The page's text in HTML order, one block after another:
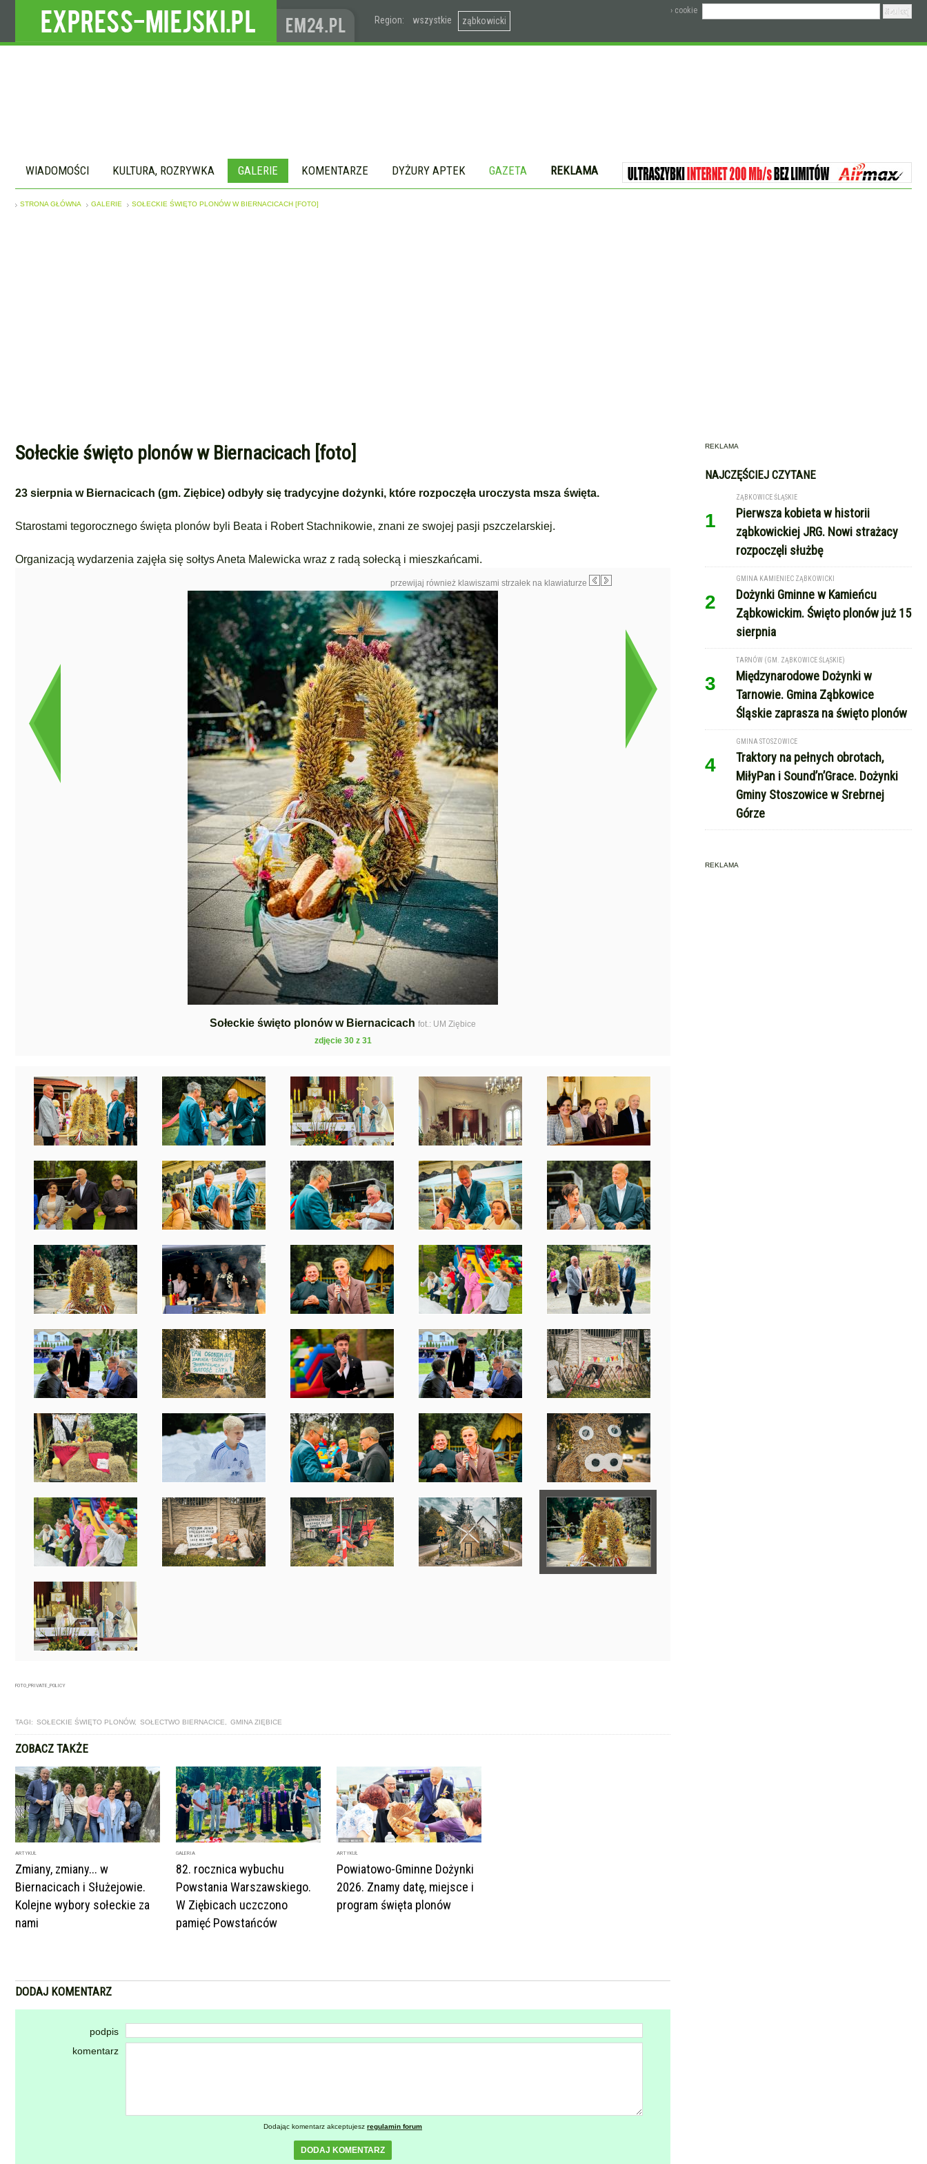
Region: wszystkie ząbkowicki
› cookie
WIADOMOŚCI KULTURA, ROZRYWKA GALERIE KOMENTARZE DYŻURY APTEK GAZETA REKLAMA
STRONA GŁÓWNA GALERIE SOŁECKIE ŚWIĘTO PLONÓW W BIERNACICACH [FOTO]
Sołeckie święto plonów w Biernacicach [foto]
23 sierpnia w Biernacicach (gm. Ziębice) odbyły się tradycyjne dożynki, które rozpoczęła uroczysta msza święta.
Starostami tegorocznego święta plonów byli Beata i Robert Stachnikowie, znani ze swojej pasji pszczelarskiej.
Organizacją wydarzenia zajęła się sołtys Aneta Malewicka wraz z radą sołecką i mieszkańcami.
przewijaj również klawiszami strzałek na klawiaturze
Sołeckie święto plonów w Biernacicach fot.: UM Ziębice
zdjęcie 30 z 31
FOTO_PRIVATE_POLICY
TAGI: SOŁECKIE ŚWIĘTO PLONÓW, SOŁECTWO BIERNACICE GMINA ZIĘBICE
ZOBACZ TAKŻE
ARTYKUŁ
Zmiany, zmiany... w
Biernacicach i Służejowie.
Kolejne wybory sołeckie za
nami
GALERIA
82. rocznica wybuchu
Powstania Warszawskiego.
W Ziębicach uczczono
pamięć Powstańców
ARTYKUŁ
Powiatowo-Gminne Dożynki
2026. Znamy datę, miejsce i
program święta plonów
DODAJ KOMENTARZ
podpis
komentarz
Dodając komentarz akceptujesz regulamin forum
DODAJ KOMENTARZ
REKLAMA
NAJCZĘŚCIEJ CZYTANE
1
ZĄBKOWICE ŚLĄSKIE
Pierwsza kobieta w historii
ząbkowickiej JRG. Nowi strażacy
rozpoczęli służbę
2
GMINA KAMIENIEC ZĄBKOWICKI
Dożynki Gminne w Kamieńcu
Ząbkowickim. Święto plonów już 15
sierpnia
3
TARNÓW (GM. ZĄBKOWICE ŚLĄSKIE)
Międzynarodowe Dożynki w
Tarnowie. Gmina Ząbkowice
Śląskie zaprasza na święto plonów
4
GMINA STOSZOWICE
Traktory na pełnych obrotach,
MiłyPan i Sound’n’Grace. Dożynki
Gminy Stoszowice w Srebrnej
Górze
REKLAMA